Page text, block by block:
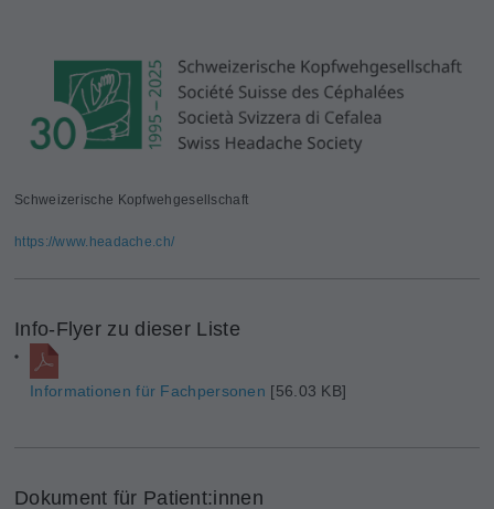
Schweizerische Kopfwehgesellschaft
https://www.headache.ch/
Info-Flyer zu dieser Liste
Informationen für Fachpersonen [56.03 KB]
Dokument für Patient:innen